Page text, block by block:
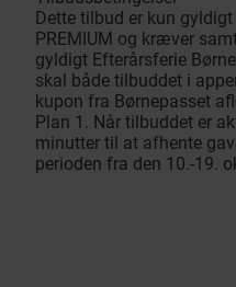
Dette tilbud er kun
PREMIUM og kræver
gyldigt Efterårsferie
skal både tilbuddet i
kupon fra Børnepasset
Plan 1. Når tilbuddet er
minutter til at afhente
perioden fra den 10.-19.